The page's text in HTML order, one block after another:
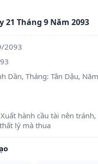
Tháng 9 Năm 2093
2093
Dần, Tháng: Tân Dậu,
Xuất hành cầu tài nên
lý mà thua